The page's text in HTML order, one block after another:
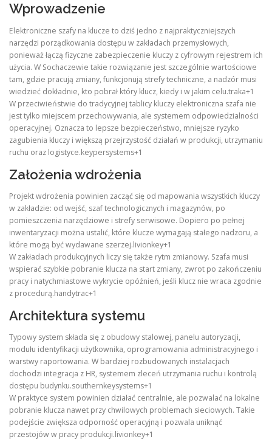
Wprowadzenie
Elektroniczne szafy na klucze to dziś jedno z najpraktyczniejszych
narzędzi porządkowania dostępu w zakładach przemysłowych,
ponieważ łączą fizyczne zabezpieczenie kluczy z cyfrowym rejestrem ich
użycia. W Sochaczewie takie rozwiązanie jest szczególnie wartościowe
tam, gdzie pracują zmiany, funkcjonują strefy techniczne, a nadzór musi
wiedzieć dokładnie, kto pobrał który klucz, kiedy i w jakim celu.traka+1
W przeciwieństwie do tradycyjnej tablicy kluczy elektroniczna szafa nie
jest tylko miejscem przechowywania, ale systemem odpowiedzialności
operacyjnej. Oznacza to lepsze bezpieczeństwo, mniejsze ryzyko
zagubienia kluczy i większą przejrzystość działań w produkcji, utrzymaniu
ruchu oraz logistyce.keypersystems+1
Założenia wdrożenia
Projekt wdrożenia powinien zacząć się od mapowania wszystkich kluczy
w zakładzie: od wejść, szaf technologicznych i magazynów, po
pomieszczenia narzędziowe i strefy serwisowe. Dopiero po pełnej
inwentaryzacji można ustalić, które klucze wymagają stałego nadzoru, a
które mogą być wydawane szerzej.livionkey+1
W zakładach produkcyjnych liczy się także rytm zmianowy. Szafa musi
wspierać szybkie pobranie klucza na start zmiany, zwrot po zakończeniu
pracy i natychmiastowe wykrycie opóźnień, jeśli klucz nie wraca zgodnie
z procedurą.handytrac+1
Architektura systemu
Typowy system składa się z obudowy stalowej, panelu autoryzacji,
modułu identyfikacji użytkownika, oprogramowania administracyjnego i
warstwy raportowania. W bardziej rozbudowanych instalacjach
dochodzi integracja z HR, systemem zleceń utrzymania ruchu i kontrolą
dostępu budynku.southernkeysystems+1
W praktyce system powinien działać centralnie, ale pozwalać na lokalne
pobranie klucza nawet przy chwilowych problemach sieciowych. Takie
podejście zwiększa odporność operacyjną i pozwala uniknąć
przestojów w pracy produkcji.livionkey+1